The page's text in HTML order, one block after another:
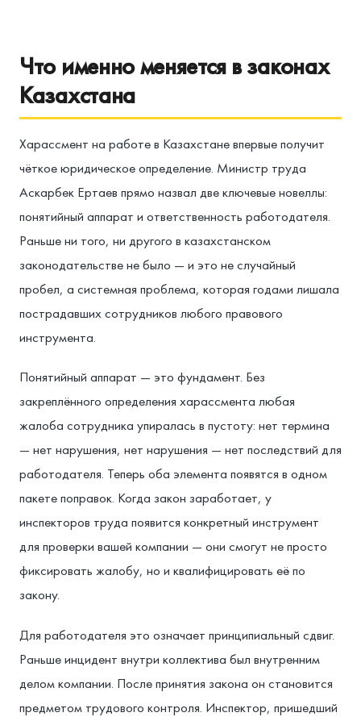
Что именно меняется в законах
Казахстана
Харассмент на работе в Казахстане впервые получит
чёткое юридическое определение. Министр труда
Аскарбек Ертаев прямо назвал две ключевые новеллы:
понятийный аппарат и ответственность работодателя.
Раньше ни того, ни другого в казахстанском
законодательстве не было — и это не случайный
пробел, а системная проблема, которая годами лишала
пострадавших сотрудников любого правового
инструмента.
Понятийный аппарат — это фундамент. Без
закреплённого определения харассмента любая
жалоба сотрудника упиралась в пустоту: нет термина
— нет нарушения, нет нарушения — нет последствий для
работодателя. Теперь оба элемента появятся в одном
пакете поправок. Когда закон заработает, у
инспекторов труда появится конкретный инструмент
для проверки вашей компании — они смогут не просто
фиксировать жалобу, но и квалифицировать её по
закону.
Для работодателя это означает принципиальный сдвиг.
Раньше инцидент внутри коллектива был внутренним
делом компании. После принятия закона он становится
предметом трудового контроля. Инспектор, пришедший